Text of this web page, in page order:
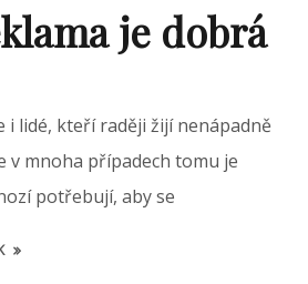
je dobrá
i lidé, kteří raději žijí nenápadně
v mnoha případech tomu je
potřebují, aby se